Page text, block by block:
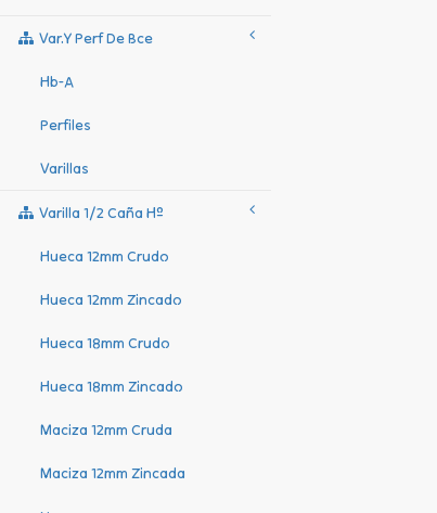
Var.y Perf De Bce
Hb-A
Perfiles
Varillas
Varilla 1/2 Caña Hº
Hueca 12mm Crudo
Hueca 12mm Zincado
Hueca 18mm Crudo
Hueca 18mm Zincado
Maciza 12mm Cruda
Maciza 12mm Zincada